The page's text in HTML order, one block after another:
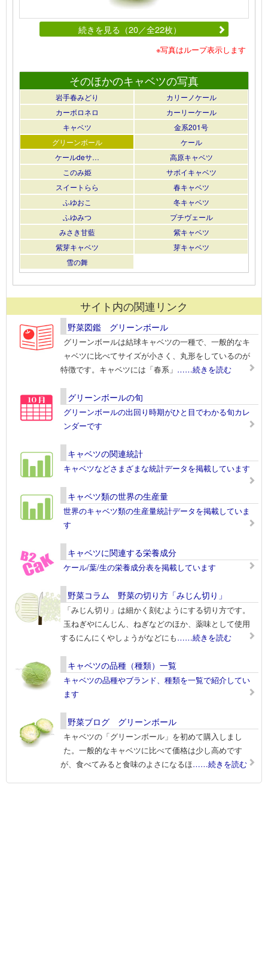
続きを見る（20／全22枚）
※写真はループ表示します
そのほかのキャベツの写真
岩手春みどり
カリーノケール
カーボロネロ
カーリーケール
キャベツ
金系201号
グリーンボール
ケール
ケールdeサ…
高原キャベツ
このみ姫
サボイキャベツ
スイートらら
春キャベツ
ふゆおこ
冬キャベツ
ふゆみつ
プチヴェール
みさき甘藍
紫キャベツ
紫芽キャベツ
芽キャベツ
雪の舞
サイト内の関連リンク
野菜図鑑 グリーンボール
グリーンボールは結球キャベツの一種で、一般的なキ
ャベツに比べてサイズが小さく、丸形をしているのが
特徴です。キャベツには「春系」 ……続きを読む
グリーンボールの旬
グリーンボールの出回り時期がひと目でわかる旬カレ
ンダーです
キャベツの関連統計
キャベツなどさまざまな統計データを掲載しています
キャベツ類の世界の生産量
世界のキャベツ類の生産量統計データを掲載していま
す
キャベツに関連する栄養成分
ケール/葉/生の栄養成分表を掲載しています
野菜コラム 野菜の切り方「みじん切り」
「みじん切り」は細かく刻むようにする切り方です。
玉ねぎやにんじん、ねぎなどのほか、薬味として使用
するにんにくやしょうがなどにも……続きを読む
キャベツの品種（種類）一覧
キャベツの品種やブランド、種類を一覧で紹介してい
ます
野菜ブログ グリーンボール
キャベツの「グリーンボール」を初めて購入しまし
た。一般的なキャベツに比べて価格は少し高めです
が、食べてみると食味のよさになるほ……続きを読む